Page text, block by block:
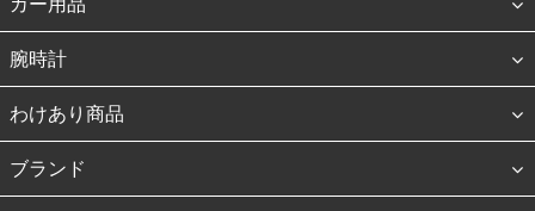
カー用品
腕時計
わけあり商品
ブランド